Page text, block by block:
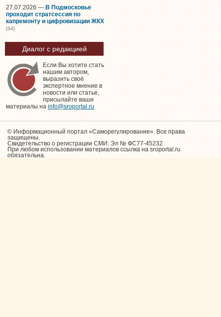
27.07.2026 — В Подмосковье
проходит стратсессия по
капремонту и цифровизации ЖКХ
(34)
Диалог с редакцией
Если Вы хотите стать
нашим автором,
выразить своё
экспертное мнение в
новости или статье,
присылайте ваши
материалы на info@sroportal.ru
© Информационный портал «Саморегулирование». Все права
защищены.
Свидетельство о регистрации СМИ: Эл № ФС77-45232
При любом использовании материалов ссылка на sroportal.ru
обязательна.